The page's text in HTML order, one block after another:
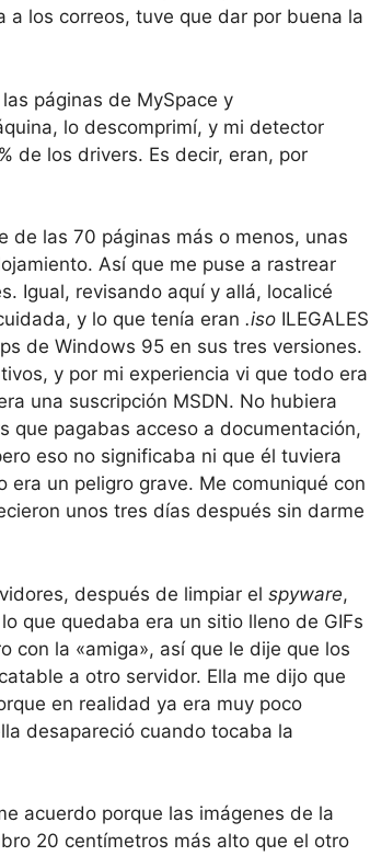
los correos, tuve que dar por buena la
páginas de MySpace y
lo descomprimí, y mi detector
de los drivers. Es decir, eran, por
de las 70 páginas más o menos, unas
Así que me puse a rastrear
Igual, revisando aquí y allá, localicé
y lo que tenía eran .iso ILEGALES
de Windows 95 en sus tres versiones.
y por mi experiencia vi que todo era
una suscripción MSDN. No hubiera
que pagabas acceso a documentación,
eso no significaba ni que él tuviera
un peligro grave. Me comuniqué con
unos tres días después sin darme
después de limpiar el spyware,
que quedaba era un sitio lleno de GIFs
con la «amiga», así que le dije que los
a otro servidor. Ella me dijo que
en realidad ya era muy poco
desapareció cuando tocaba la
acuerdo porque las imágenes de la
20 centímetros más alto que el otro